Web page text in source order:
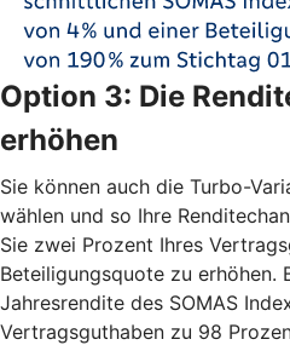
Option 3: Die
erhöhen
Sie können auch die Turbo-
wählen und so Ihre
Sie zwei Prozent Ihres
Beteiligungsquote zu erhöhen.
Jahresrendite des SOMAS
Vertragsguthaben zu 98